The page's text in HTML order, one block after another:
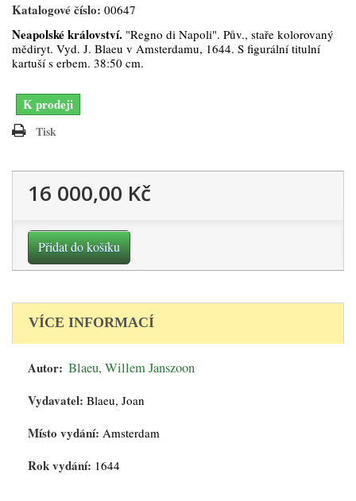
Katalogové číslo: 00647
Neapolské království. "Regno di Napoli". Pův., staře kolorovaný
mědiryt. Vyd. J. Blaeu v Amsterdamu, 1644. S figurální titulní
kartuší s erbem. 38:50 cm.
K prodeji
Tisk
16 000,00 Kč
Přidat do košíku
VÍCE INFORMACÍ
Autor: Blaeu, Willem Janszoon
Vydavatel: Blaeu, Joan
Místo vydání: Amsterdam
Rok vydání: 1644